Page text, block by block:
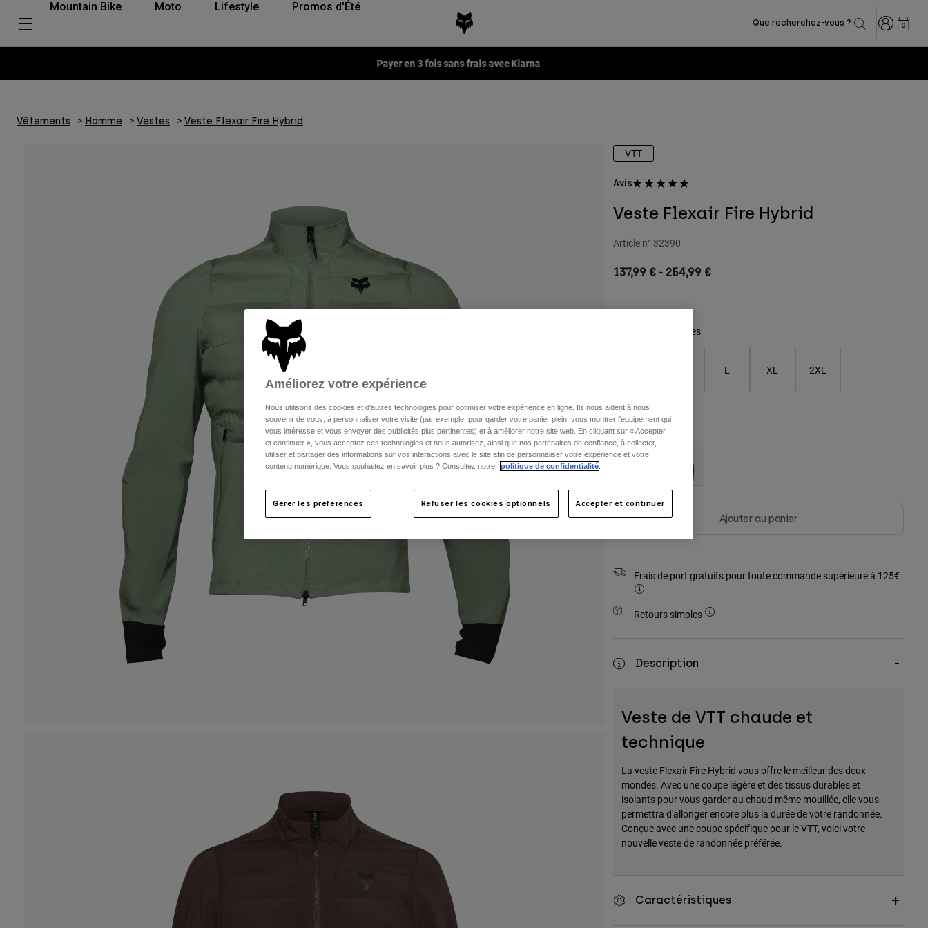
Mountain Bike Moto Lifestyle Promos d'Été
Que recherchez-vous ? Connexion
0
Payer en 3 fois sans frais avec Klarna
Vêtements Homme Vestes Veste Flexair Fire Hybrid
VTT
Avis
Veste Flexair Fire Hybrid
Article n° 32390
137,99 € - 254,99 €
Tableau des tailles
L XL 2XL
Couleur -
Ajouter au panier
Frais de port gratuits pour toute commande supérieure à 125€
Retours simples
Description
Veste de VTT chaude et
technique
La veste Flexair Fire Hybrid vous offre le meilleur des deux
mondes. Avec une coupe légère et des tissus durables et
isolants pour vous garder au chaud même mouillée, elle vous
permettra d'allonger encore plus la durée de votre randonnée.
Conçue avec une coupe spécifique pour le VTT, voici votre
nouvelle veste de randonnée préférée.
Caractéristiques
Améliorez votre expérience
Nous utilisons des cookies et d'autres technologies pour optimiser votre expérience en ligne. Ils nous aident à nous
souvenir de vous, à personnaliser votre visite (par exemple, pour garder votre panier plein, vous montrer l'équipement qui
vous intéresse et vous envoyer des publicités plus pertinentes) et à améliorer notre site web. En cliquant sur « Accepter
et continuer », vous acceptez ces technologies et nous autorisez, ainsi que nos partenaires de confiance, à collecter,
utiliser et partager des informations sur vos interactions avec le site afin de personnaliser votre expérience et votre
contenu numérique. Vous souhaitez en savoir plus ? Consultez notre
politique de confidentialité.
Gérer les préférences Refuser les cookies optionnels Accepter et continuer